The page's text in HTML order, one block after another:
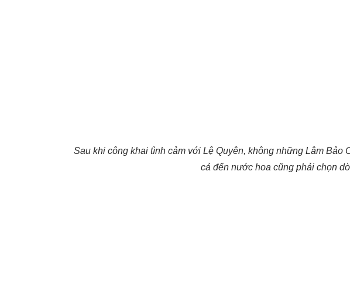
Sau khi công khai tình cảm với Lệ Quyên, không những Lâm Bảo
cả đến nước hoa cũng phải chọn